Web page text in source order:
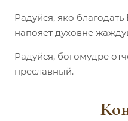
Радуйся, яко
напояет духовне
Радуйся, богомудре
преславный.